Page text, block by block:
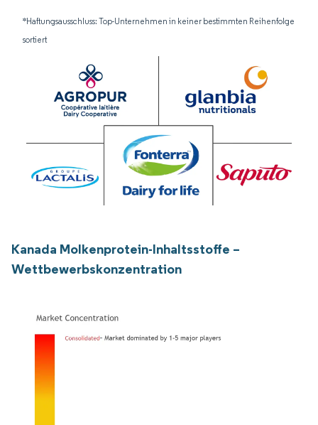
*Haftungsausschluss: Top-Unternehmen in keiner bestimmten Reihenfolge
sortiert
Kanada Molkenprotein-Inhaltsstoffe –
Wettbewerbskonzentration